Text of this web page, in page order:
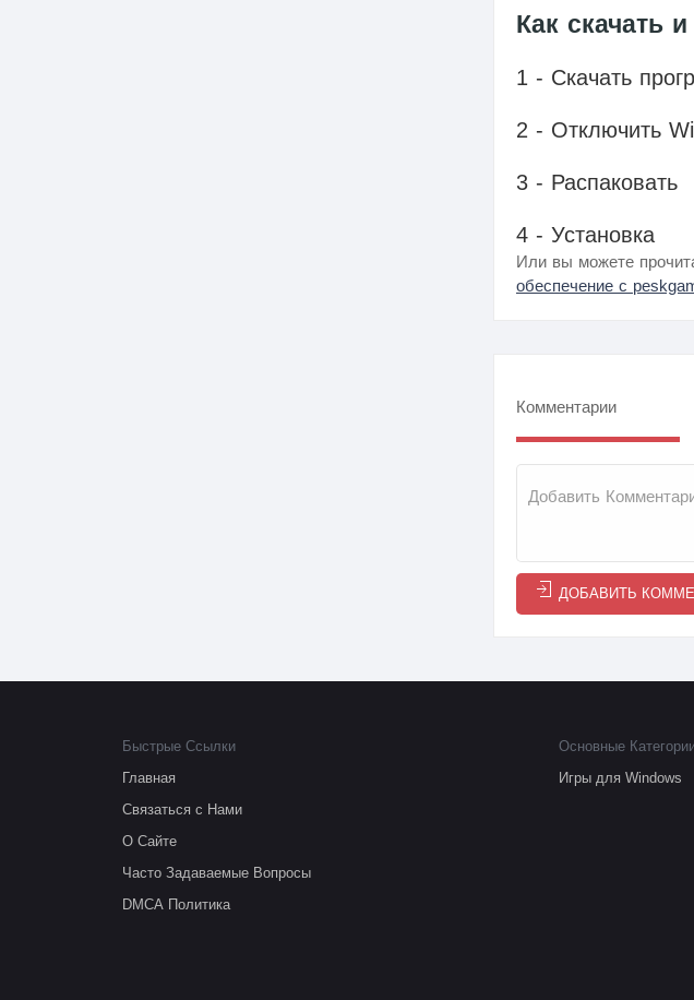
Как скачать
1 - Скачать
2 - Отключить
3 - Распаковать
4 - Установка
Или вы можете
обеспечение с
Комментарии
ДОБАВИТЬ
Быстрые Ссылки
Главная
Связаться с Нами
О Сайте
Часто Задаваемые Вопросы
DMCA Политика
Основные
Игры для Windows